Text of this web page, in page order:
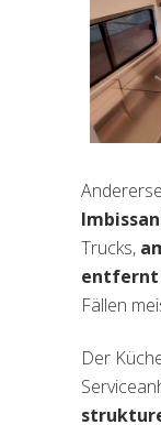
Trucks,
entfernt
Fällen
Der